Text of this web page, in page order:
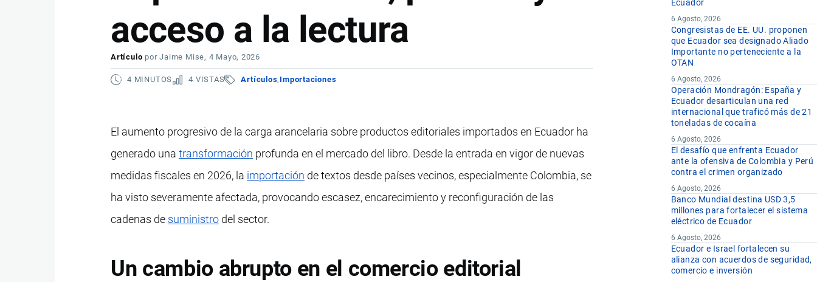
acceso a la lectura
Artículo porJaime Mise, 4 Mayo, 2026
4 MINUTOS 4 VISTAS Artículos Importaciones
El aumento progresivo de la carga arancelaria sobre productos editoriales importados en Ecuador ha
generado unatransformación profunda en el mercado del libro. Desde la entrada en vigor de nuevas
medidas fiscales en 2026, la importación de textos desde países vecinos, especialmente Colombia, se
ha visto severamente afectada, provocando escasez, encarecimiento y reconfiguración de las
cadenas de suministro del sector.
Un cambio abrupto en el comercio editorial
Ecuador
6 Agosto, 2026
Congresistas de EE. UU. proponen
que Ecuador sea designado Aliado
Importante no perteneciente a la
OTAN
6 Agosto, 2026
Operación Mondragón: España y
Ecuador desarticulan una red
internacional que traficó más de 21
toneladas de cocaína
6 Agosto, 2026
El desafío que enfrenta Ecuador
ante la ofensiva de Colombia y Perú
contra el crimen organizado
6 Agosto, 2026
Banco Mundial destina USD 3,5
millones para fortalecer el sistema
eléctrico de Ecuador
6 Agosto, 2026
Ecuador e Israel fortalecen su
alianza con acuerdos de seguridad,
comercio e inversión